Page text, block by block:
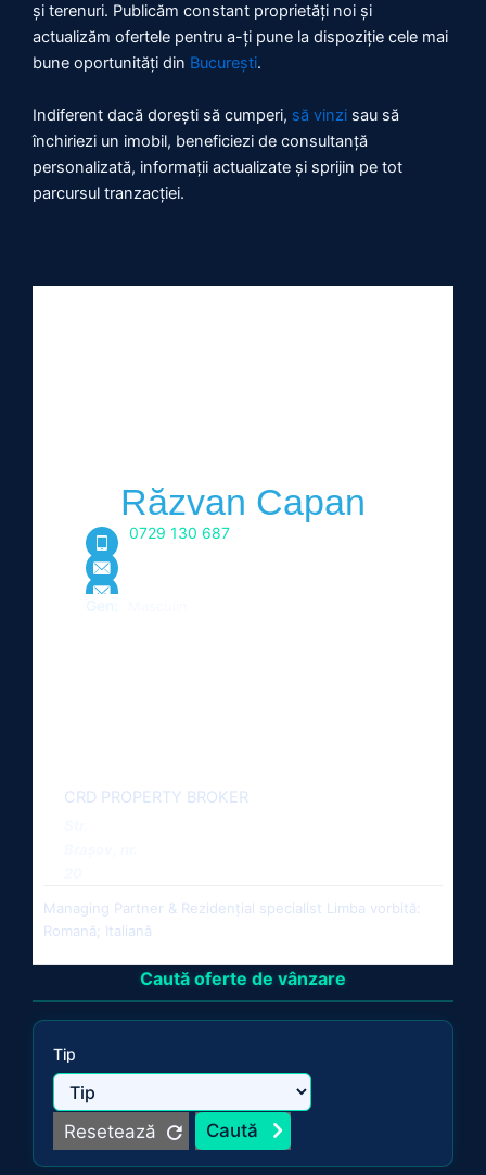
și terenuri. Publicăm constant proprietăți noi și
actualizăm ofertele pentru a-ți pune la dispoziție cele mai
bune oportunități din București.
Indiferent dacă dorești să cumperi, să vinzi sau să
închiriezi un imobil, beneficiezi de consultanță
personalizată, informații actualizate și sprijin pe tot
parcursul tranzacției.
Răzvan Capan
0729 130 687
CRD PROPERTY BROKER
Managing Partner & Rezidențial specialist Limba vorbită:
Romană; Italiană
Caută oferte de vânzare
Tip
Resetează